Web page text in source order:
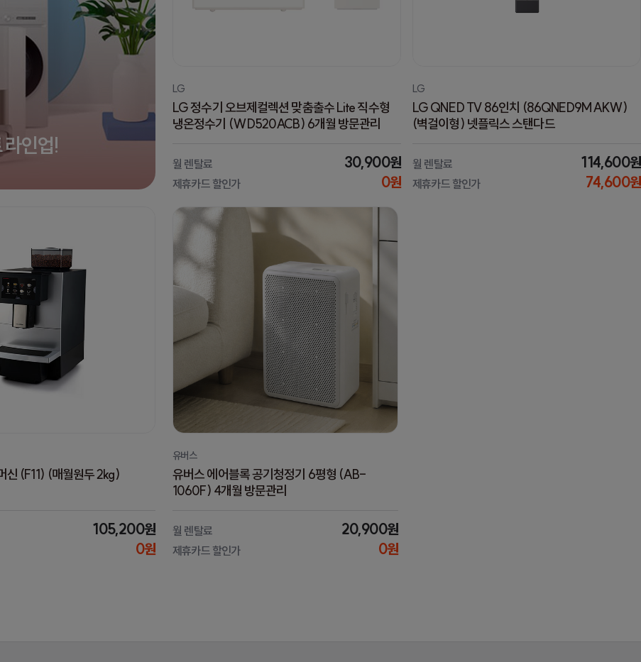
라인업!
LG
LG 정수기 오브제컬렉션 맞춤출수 Lite 직수형
냉온정수기 (WD520ACB) 6개월 방문관리
월 렌탈료 30,900원
제휴카드 할인가 0원
LG
LG QNED TV 86인치 (86QNED9MAKW)
(벽걸이형) 넷플릭스 스탠다드
월 렌탈료 114,600원
제휴카드 할인가 74,600원
신 (F11) (매월원두 2kg)
105,200원
0원
유버스
유버스 에어블록 공기청정기 6평형 (AB-
1060F) 4개월 방문관리
월 렌탈료 20,900원
제휴카드 할인가 0원